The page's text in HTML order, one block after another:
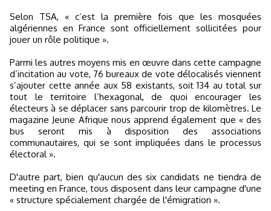
Selon TSA, « c’est la première fois que les mosquées
algériennes en France sont officiellement sollicitées pour
jouer un rôle politique ».
Parmi les autres moyens mis en œuvre dans cette campagne
d’incitation au vote, 76 bureaux de vote délocalisés viennent
s’ajouter cette année aux 58 existants, soit 134 au total sur
tout le territoire l’hexagonal, de quoi encourager les
électeurs à se déplacer sans parcourir trop de kilomètres. Le
magazine Jeune Afrique nous apprend également que « des
bus seront mis à disposition des associations
communautaires, qui se sont impliquées dans le processus
électoral ».
D'autre part, bien qu'aucun des six candidats ne tiendra de
meeting en France, tous disposent dans leur campagne d'une
« structure spécialement chargée de l'émigration ».